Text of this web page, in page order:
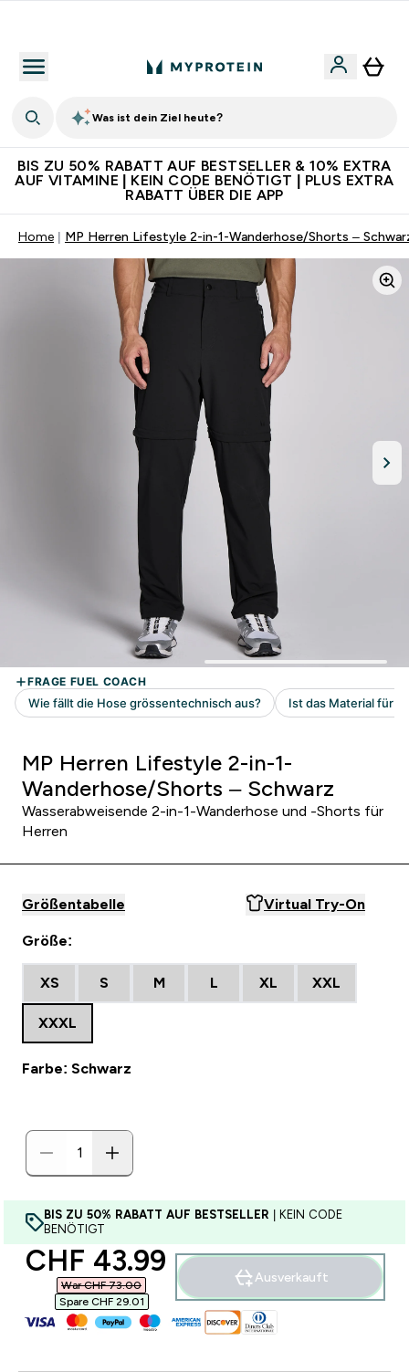
Was ist dein Ziel heute?
BIS ZU 50% RABATT AUF BESTSELLER & 10% EXTRA
AUF VITAMINE | KEIN CODE BENÖTIGT | PLUS EXTRA
RABATT ÜBER DIE APP
Home MP Herren Lifestyle 2-in-1-Wanderhose/Shorts –
MP Herren Lifestyle 2-in-1-
Wanderhose/Shorts – Schwarz
Wasserabweisende 2-in-1-Wanderhose und -Shorts für
Herren
Größentabelle Virtual Try-On
Größe:
XS S M L XL XXL
XXXL
Farbe: Schwarz
BIS ZU 50% RABATT AUF BESTSELLER | KEIN CODE
BENÖTIGT
discounted price
CHF 43.99‎
War CHF 73.00‎
Spare CHF 29.01‎
Ausverkauft